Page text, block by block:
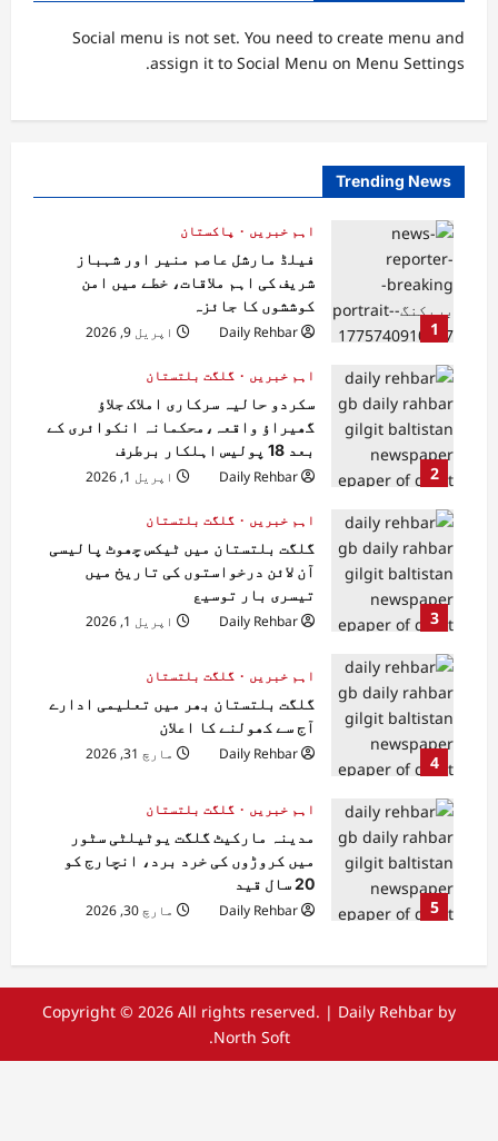
Social menu is not set. You need to create menu and
assign it to Social Menu on Menu Settings.
Trending News
1
اہم خبریں
پاکستان
فیلڈ مارشل عاصم منیر اور شہباز
شریف کی اہم ملاقات، خطے میں امن
کوششوں کا جائزہ
Daily Rehbar
اپریل 9, 2026
2
اہم خبریں
گلگت بلتستان
سکردو حالیہ سرکاری املاک جلاؤ
گھیراؤ واقعہ،محکمانہ انکوائری کے
بعد 18 پولیس اہلکار برطرف
Daily Rehbar
اپریل 1, 2026
3
اہم خبریں
گلگت بلتستان
گلگت بلتستان میں ٹیکس چھوٹ پالیسی
آن لائن درخواستوں کی تاریخ میں
تیسری بار توسیع
Daily Rehbar
اپریل 1, 2026
4
اہم خبریں
گلگت بلتستان
گلگت بلتستان بھر میں تعلیمی ادارے
آج سے کھولنے کا اعلان
Daily Rehbar
مارچ 31, 2026
5
اہم خبریں
گلگت بلتستان
مدینہ مارکیٹ گلگت یوٹیلٹی سٹور
میں کروڑوں کی خرد برد، انچارج کو
20 سال قید
Daily Rehbar
مارچ 30, 2026
Copyright © 2026 All rights reserved. | Daily Rehbar by
North Soft.